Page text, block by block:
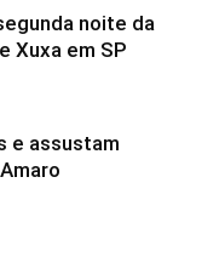
noite da
Xuxa em SP
e assustam